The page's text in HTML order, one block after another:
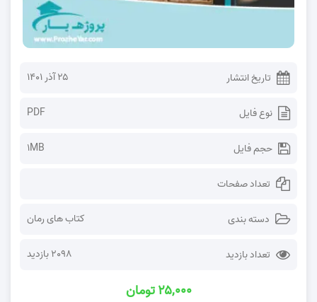
تاریخ انتشار ۲۵ آذر ۱۴۰۱
نوع فایل PDF
حجم فایل 1MB
تعداد صفحات
دسته بندی کتاب های رمان
تعداد بازدید 2098 بازدید
۲۵,۰۰۰ تومان